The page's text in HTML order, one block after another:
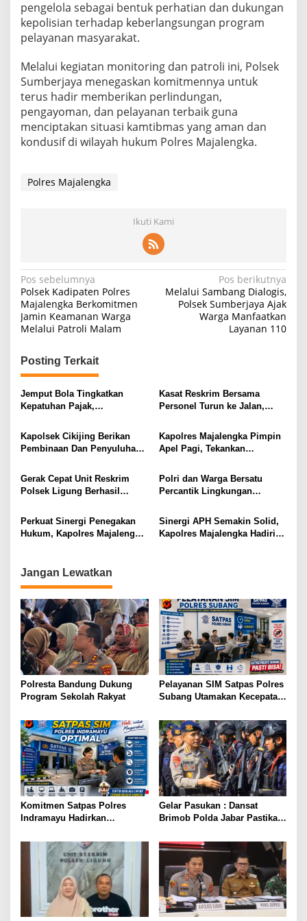
pengelola sebagai bentuk perhatian dan dukungan
kepolisian terhadap keberlangsungan program
pelayanan masyarakat.
Melalui kegiatan monitoring dan patroli ini, Polsek
Sumberjaya menegaskan komitmennya untuk
terus hadir memberikan perlindungan,
pengayoman, dan pelayanan terbaik guna
menciptakan situasi kamtibmas yang aman dan
kondusif di wilayah hukum Polres Majalengka.
Polres Majalengka
Ikuti Kami
Navigasi
pos
Pos sebelumnya
Polsek Kadipaten Polres
Majalengka Berkomitmen
Jamin Keamanan Warga
Melalui Patroli Malam
Pos berikutnya
Melalui Sambang Dialogis,
Polsek Sumberjaya Ajak
Warga Manfaatkan
Layanan 110
Posting Terkait
Jemput Bola Tingkatkan
Kepatuhan Pajak,
Kawal Program Setyaki Sapta
Arga
Kasat Reskrim Bersama
Personel Turun ke Jalan,
Lintas bagi Masyarakat
Kapolsek Cikijing Berikan
Pembinaan Dan Penyuluhan
Hingga Aksi Bullying Di
SMAN 1 Cikijing
Kapolres Majalengka Pimpin
Apel Pagi, Tekankan
Pelayanan Humanis kepada
Masyarakat
Gerak Cepat Unit Reskrim
Polsek Ligung Berhasil
Sepeda Motor Milik Warga
yang Sempat Hilang
Polri dan Warga Bersatu
Percantik Lingkungan
Kemerdekaan RI
Perkuat Sinergi Penegakan
Hukum, Kapolres Majalengka
Negeri Majalengka
Sinergi APH Semakin Solid,
Kapolres Majalengka Hadiri
Jangan Lewatkan
Polresta Bandung Dukung
Program Sekolah Rakyat
Pelayanan SIM Satpas Polres
Subang Utamakan Kecepatan,
Komitmen Satpas Polres
Indramayu Hadirkan
dan Humanis
Gelar Pasukan : Dansat
Brimob Polda Jabar Pastikan
B Pelopor